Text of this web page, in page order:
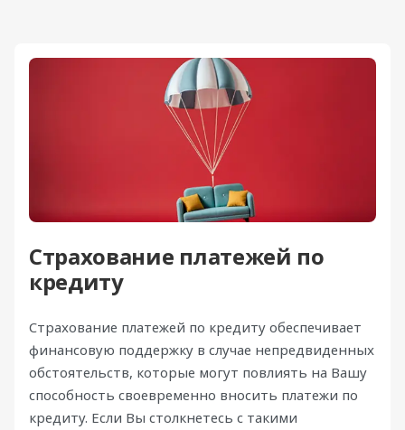
Страхование платежей по
кредиту
Страхование платежей по кредиту обеспечивает
финансовую поддержку в случае непредвиденных
обстоятельств, которые могут повлиять на Вашу
способность своевременно вносить платежи по
кредиту. Если Вы столкнетесь с такими